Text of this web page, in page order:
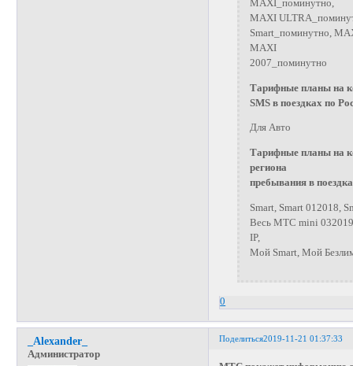
MAXI_поминутно,
MAXI
Smart_поминутно,
MAXI
2007_поминутно
Тарифные планы на
SMS в поездках по
Для Авто
Тарифные планы на
региона
пребывания в
Smart, Smart 012018,
Весь МТС mini
IP,
Мой Smart, Мой
0
Поделиться2019-11-21 01:37:33
_Alexander_
Администратор